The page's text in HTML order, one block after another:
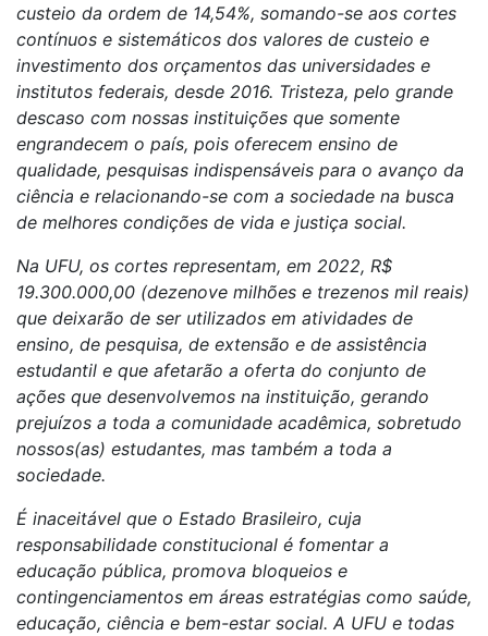
custeio da ordem de 14,54%, somando-se aos cortes
contínuos e sistemáticos dos valores de custeio e
investimento dos orçamentos das universidades e
institutos federais, desde 2016. Tristeza, pelo grande
descaso com nossas instituições que somente
engrandecem o país, pois oferecem ensino de
qualidade, pesquisas indispensáveis para o avanço da
ciência e relacionando-se com a sociedade na busca
de melhores condições de vida e justiça social.
Na UFU, os cortes representam, em 2022, R$
19.300.000,00 (dezenove milhões e trezenos mil reais)
que deixarão de ser utilizados em atividades de
ensino, de pesquisa, de extensão e de assistência
estudantil e que afetarão a oferta do conjunto de
ações que desenvolvemos na instituição, gerando
prejuízos a toda a comunidade acadêmica, sobretudo
nossos(as) estudantes, mas também a toda a
sociedade.
É inaceitável que o Estado Brasileiro, cuja
responsabilidade constitucional é fomentar a
educação pública, promova bloqueios e
contingenciamentos em áreas estratégias como saúde,
educação, ciência e bem-estar social. A UFU e todas